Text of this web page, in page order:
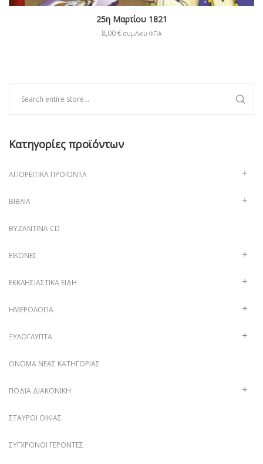
25η Μαρτίου 1821
8,00€ συμ/νου ΦΠΑ
Κατηγορίες προϊόντων
ΑΓΙΟΡΕΊΤΙΚΑ ΠΡΟΪΌΝΤΑ
ΒΙΒΛΊΑ
ΒΥΖΑΝΤΙΝΑ CD
ΕΙΚΌΝΕΣ
ΕΚΚΛΗΣΙΑΣΤΙΚΆ ΕΊΔΗ
ΗΜΕΡΟΛΌΓΙΑ
ΞΥΛΌΓΛΥΠΤΑ
ΌΝΟΜΑ ΝΈΑΣ ΚΑΤΗΓΟΡΊΑΣ
ΠΟΔΙΆ ΔΙΑΚΟΝΙΚΉ
ΣΤΑΥΡΟΊ ΟΙΚΊΑΣ
ΣΎΓΧΡΟΝΟΙ ΓΈΡΟΝΤΕΣ